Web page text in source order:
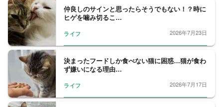
仲良しのサインと思ったらそうでもない！？時に
ヒゲを噛み切るこ…
ライフ 2026年7月23日
決まったフードしか食べない猫に困惑…猫が食わ
ず嫌いになる理由…
ライフ 2026年7月17日